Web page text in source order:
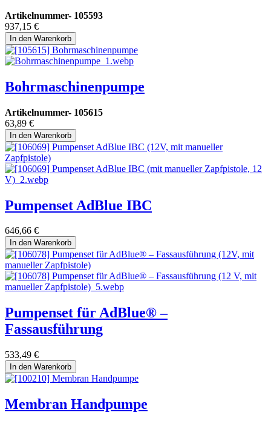
Artikelnummer- 105593
937,15 €
In den Warenkorb
Bohrmaschinenpumpe
Artikelnummer- 105615
63,89 €
In den Warenkorb
Pumpenset AdBlue IBC
646,66 €
In den Warenkorb
Pumpenset für AdBlue® –
Fassausführung
533,49 €
In den Warenkorb
Membran Handpumpe